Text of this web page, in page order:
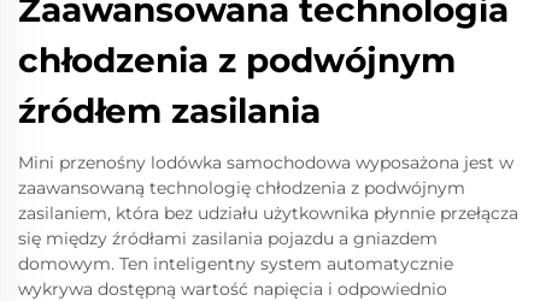
Zaawansowana technologia
chłodzenia z podwójnym
źródłem zasilania
Mini przenośny lodówka samochodowa wyposażona jest w
zaawansowaną technologię chłodzenia z podwójnym
zasilaniem, która bez udziału użytkownika płynnie przełącza
się między źródłami zasilania pojazdu a gniazdem
domowym. Ten inteligentny system automatycznie
wykrywa dostępną wartość napięcia i odpowiednio